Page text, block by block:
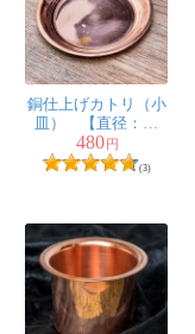
銅仕上げカトリ（小
皿） 【直径：約
9.5cm】
480円
(3)